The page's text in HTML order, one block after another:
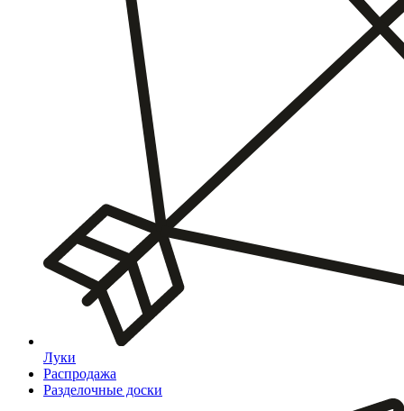
Луки
Распродажа
Разделочные доски